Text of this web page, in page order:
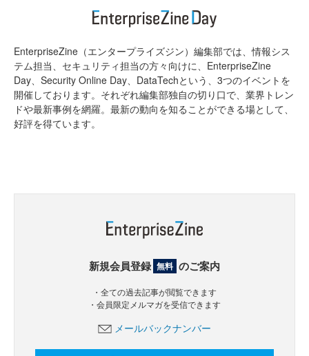
EnterpriseZine（エンタープライズジン）編集部では、情報シス
テム担当、セキュリティ担当の方々向けに、EnterpriseZine
Day、Security Online Day、DataTechという、3つのイベントを
開催しております。それぞれ編集部独自の切り口で、業界トレン
ドや最新事例を網羅。最新の動向を知ることができる場として、
好評を得ています。
新規会員登録 無料 のご案内
・全ての過去記事が閲覧できます
・会員限定メルマガを受信できます
メールバックナンバー